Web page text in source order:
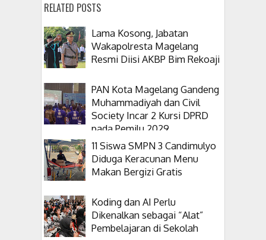
RELATED POSTS
Lama Kosong, Jabatan
Wakapolresta Magelang
Resmi Diisi AKBP Bim Rekoaji
PAN Kota Magelang Gandeng
Muhammadiyah dan Civil
Society Incar 2 Kursi DPRD
pada Pemilu 2029
11 Siswa SMPN 3 Candimulyo
Diduga Keracunan Menu
Makan Bergizi Gratis
Koding dan AI Perlu
Dikenalkan sebagai “Alat”
Pembelajaran di Sekolah